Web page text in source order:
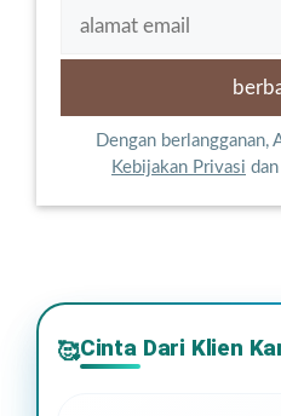
Dengan berlangganan,
Kebijakan Privasi
🥰Cinta Dari Klien